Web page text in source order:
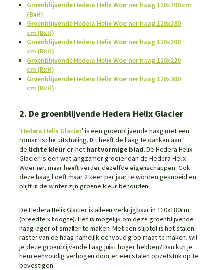
Groenblijvende Hedera Helix Woerner haag 120x100 cm
(BxH)
Groenblijvende Hedera Helix Woerner haag 120x180
cm (BxH)
Groenblijvende Hedera Helix Woerner haag 120x200
cm (BxH)
Groenblijvende Hedera Helix Woerner haag 120x220
cm (BxH)
Groenblijvende Hedera Helix Woerner haag 120x300
cm (BxH)
2. De groenblijvende Hedera Helix Glacier
'Hedera Helix Glacier' is een groenblijvende haag met een
romantische uitstraling. Dit heeft de haag te danken aan
de lichte kleuren het hartvormige blad. De Hedera Helix
Glacier is een wat langzamer groeier dan de Hedera Helix
Woerner, maar heeft verder dezelfde eigenschappen. Ook
deze haag hoeft maar 2 keer per jaar te worden gesnoeid en
blijft in de winter zijn groene kleur behouden.
De Hedera Helix Glacier is alleen verkrijgbaar in 120x180cm
(breedte x hoogte). Het is mogelijk om deze groenblijvende
haag lager of smaller te maken. Met een slijptol is het stalen
raster van de haag namelijk eenvoudig op maat te maken. Wil
je deze groenblijvende haag juist hoger hebben? Dan kun je
hem eenvoudig verhogen door er een stalen opzetstuk op te
bevestigen.